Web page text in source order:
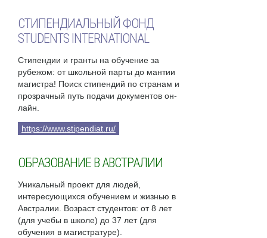
СТИПЕНДИАЛЬНЫЙ ФОНД
STUDENTS INTERNATIONAL
Стипендии и гранты на обучение за
рубежом: от школьной парты до мантии
магистра! Поиск стипендий по странам и
прозрачный путь подачи документов он-
лайн.
https://www.stipendiat.ru/
ОБРАЗОВАНИЕ В АВСТРАЛИИ
Уникальный проект для людей,
интересующихся обучением и жизнью в
Австралии. Возраст студентов: от 8 лет
(для учебы в школе) до 37 лет (для
обучения в магистратуре).